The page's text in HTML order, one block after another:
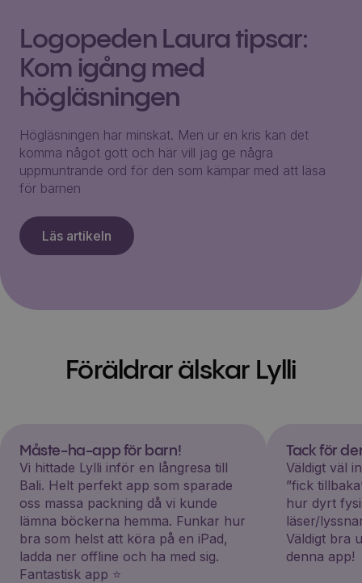
Logopeden Laura tipsar:
Kom igång med
högläsningen
Högläsningen har minskat. Men ur en kris kan det
komma något gott och här vill jag ge några
uppmuntrande ord för den som kämpar med att läsa
för barnen
Läs artikeln
Föräldrar älskar Lylli
Måste-ha-app för barn!
Vi hittade Lylli inför en långresa till
Bali. Helt perfekt app som sparade
oss massa packning då vi kunde
lämna böckerna hemma. Funkar hur
bra som helst att köra på en iPad,
ladda ner offline och ha med sig.
Fantastisk app ⭐️
Tack för
Väldigt väl
”fick
hur dyrt
läser/
Väldigt bra
denna app!